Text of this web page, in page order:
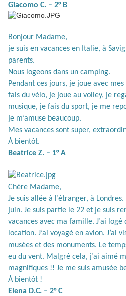
Giacomo C. – 2° B
Bonjour Madame,
je suis en vacances en Italie, à
parents.
Nous logeons dans un camping.
Pendant ces jours, je joue avec
fais du vélo, je joue au volley, je
musique, je fais du sport, je me
je m’amuse beaucoup.
Mes vacances sont super,
À bientôt.
Beatrice Z. – 1° A
Chère Madame,
Je suis allée à l’étranger, à
juin. Je suis partie le 22 et je suis
vacances avec ma famille. J’ai
location. J’ai voyagé en avion. J’ai
musées et des monuments. Le
eu du vent. Malgré cela, j’ai aimé
magnifiques !! Je me suis amusée
À bientôt !
Elena D.C. – 2° C